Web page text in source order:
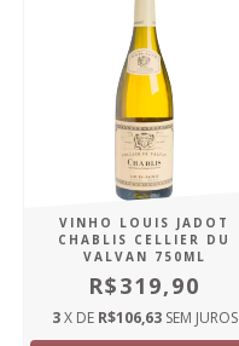
VINHO LOUIS JADOT
CHABLIS CELLIER DU
VALVAN 750ML
R$319,90
3 X DE R$106,63 SEM JUROS